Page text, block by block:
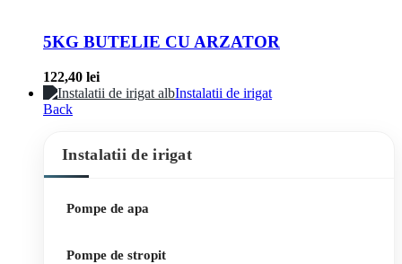
5KG BUTELIE CU ARZATOR
122,40 lei
Instalatii de irigat
Back
Instalatii de irigat
Pompe de apa
Pompe de stropit